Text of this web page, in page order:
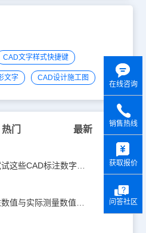
CAD文字样式快捷键
文字 CAD设计施工图
热门 最新
在线咨询
销售热线
获取报价
问答社区